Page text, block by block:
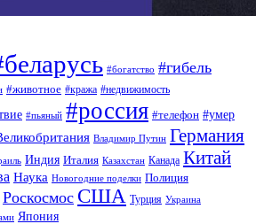
#богатство #гибель
#животное #кража #недвижимость
#пьяный #россия #телефон #умер
Владимир Путин Германия
Индия Италия Казахстан Канада Китай
Наука Новогодние поделки Полиция
Роскосмос США Турция Украина
Япония